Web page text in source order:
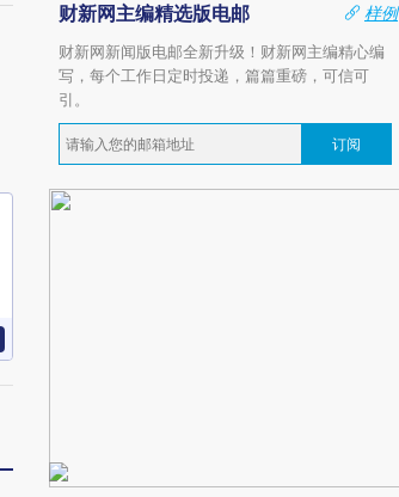
财新网主编精选版电邮
样例
财新网新闻版电邮全新升级！财新网主编精心编
写，每个工作日定时投递，篇篇重磅，可信可
引。
订阅